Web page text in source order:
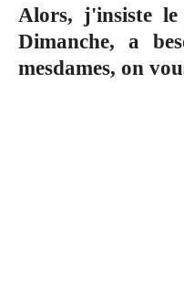
Alors, j'insiste
Dimanche, a
mesdames, on